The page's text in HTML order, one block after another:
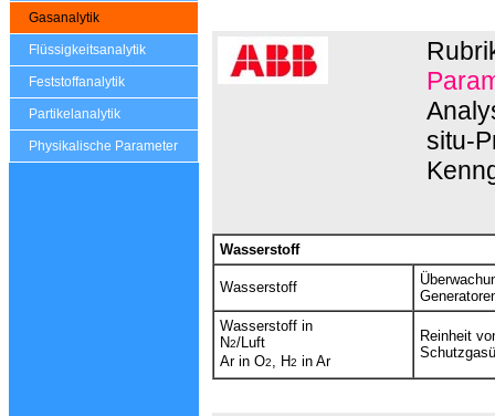
Gasanalytik
Flüssigkeitsanalytik
Feststoffanalytik
Partikelanalytik
Physikalische Parameter
situ-
Wasserstoff
Wasserstoff
Wasserstoff in
N2/Luft
Ar in O2 , H2 in Ar
Reinheit